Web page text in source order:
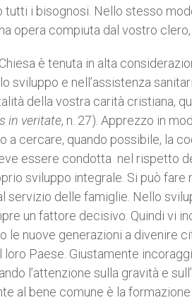
i bisognosi. Nello stesso
opera compiuta dal vostro
è tenuta in alta
sviluppo e nell’assistenza
della vostra carità cristiana,
in veritate, n. 27). Apprezzo in
a cercare, quando possibile, la
essere condotta nel rispetto
sviluppo integrale. Si può
servizio delle famiglie. Nello
un fattore decisivo. Quindi vi
le nuove generazioni a divenire
loro Paese. Giustamente
l’attenzione sulla gravità e
al bene comune è la